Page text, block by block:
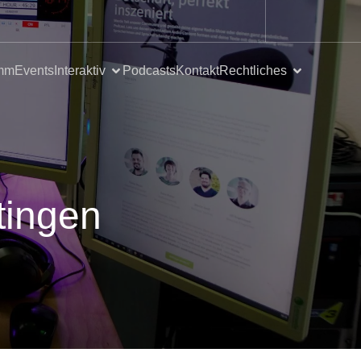
Events Interaktiv PodcastsKontaktRechtliches